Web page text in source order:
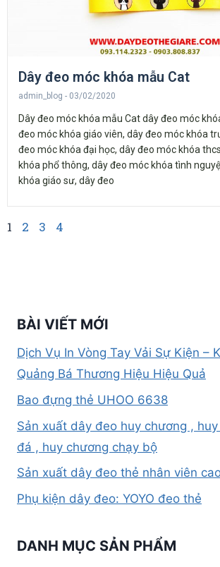
Dây đeo móc khóa mẫu Cat
admin_blog 03/02/2020
Dây đeo móc khóa mẫu Cat dây đeo móc
đeo móc khóa giáo viên, dây đeo móc khóa
đeo móc khóa đại học, dây đeo móc khóa
khóa phổ thông, dây đeo móc khóa tình
khóa giáo sư, dây đeo
1 2 3 4
BÀI VIẾT MỚI
Dịch Vụ In Vòng Tay Vải Sự Kiện –
Quảng Bá Thương Hiệu Hiệu Quả
Bao đựng thẻ UHOO 6638
Sản xuất dây đeo huy chương ,
đá , huy chương chạy bộ
Sản xuất dây đeo thẻ nhân viên
Phụ kiện dây đeo: YOYO đeo thẻ
DANH MỤC SẢN PHẨM